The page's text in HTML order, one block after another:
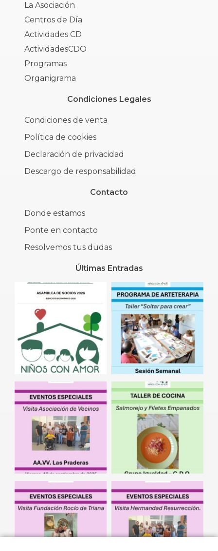
La Asociación
Centros de Día
Actividades CD
ActividadesCDO
Programas
Organigrama
Condiciones Legales
Condiciones de venta
Política de cookies
Declaración de privacidad
Descargo de responsabilidad
Contacto
Donde estamos
Ponte en contacto
Resolvemos tus dudas
Últimas Entradas